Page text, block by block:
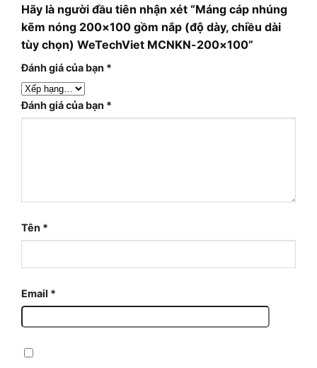
Hãy là người đầu tiên nhận xét “Máng cáp nhúng
kẽm nóng 200×100 gồm nắp (độ dày, chiều dài
tùy chọn) WeTechViet MCNKN-200×100”
Đánh giá của bạn *
Đánh giá của bạn *
Tên *
Email *